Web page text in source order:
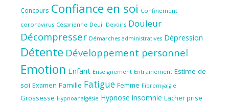
Concours Confiance en soi Confinement
coronavirus Césarienne Deuil Devoirs Douleur
Décompresser Démarches administratives Dépression
Détente Développement personnel
Emotion Enfant Enseignement Entrainement Estime de
soi Examen Famille Fatigue Femme Fibromyalgie
Grossesse Hypnoanalgésie Hypnose Insomnie Lacher prise